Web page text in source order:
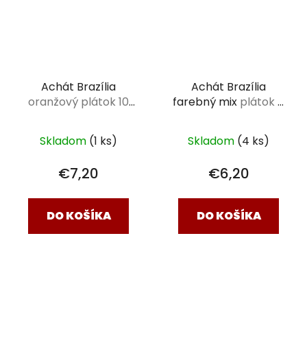
Achát Brazília
oranžový plátok 10
Skladom (1 ks)
€7,20
DO KOŠÍKA
Achát Brazília
farebný mix plátok 7
Skladom (4 ks)
€6,20
DO KOŠÍKA